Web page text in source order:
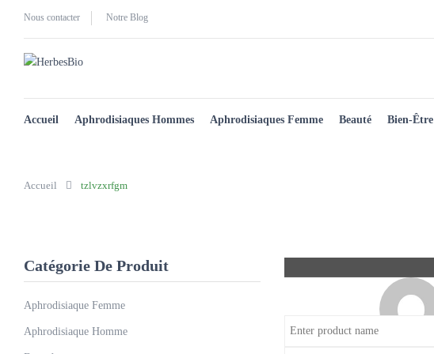
Nous contacter Notre Blog
Accueil Aphrodisiaques Hommes Aphrodisiaques Femme Beauté Bien-Être
Accueil tzlvzxrfgm
Catégorie De Produit
Aphrodisiaque Femme
Aphrodisiaque Homme